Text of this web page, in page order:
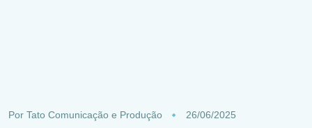
Por Tato Comunicação e Produção 26/06/2025